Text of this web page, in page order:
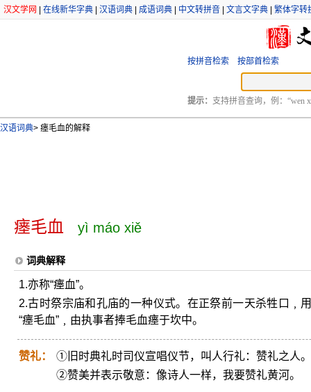
汉文学网 在线新华字典 汉语词典 成语词典 中文转拼音 文言文字典 繁体字转
按拼音检索 按部首检索
提示： 支持拼音查询，例：“wen
汉语词典> 瘗毛血的解释
瘗毛血 yì máo xiě
词典解释
1.亦称“瘗血”。
2.古时祭宗庙和孔庙的一种仪式。在正祭前一天杀牲口﹐
“瘗毛血”﹐由执事者捧毛血瘗于坎中。
赞礼：
①旧时典礼时司仪宣唱仪节，叫人行礼：赞礼之人。
②赞美并表示敬意：像诗人一样，我要赞礼黄河。